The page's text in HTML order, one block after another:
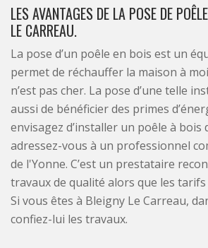
LES AVANTAGES DE LA POSE DE
LE CARREAU.
La pose d’un poêle en bois est un
permet de réchauffer la maison à
n’est pas cher. La pose d’une telle
aussi de bénéficier des primes
envisagez d’installer un poêle à bois
adressez-vous à un professionnel
de l'Yonne. C’est un prestataire
travaux de qualité alors que les
Si vous êtes à Bleigny Le Carreau,
confiez-lui les travaux.